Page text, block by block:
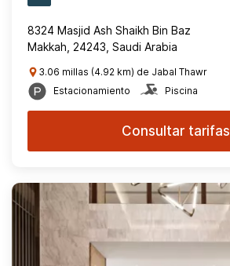
8324 Masjid Ash Shaikh Bin Baz
Makkah, 24243, Saudi Arabia
3.06 millas (4.92 km) de Jabal Thawr
Estacionamiento
Piscina
Consultar tarifas